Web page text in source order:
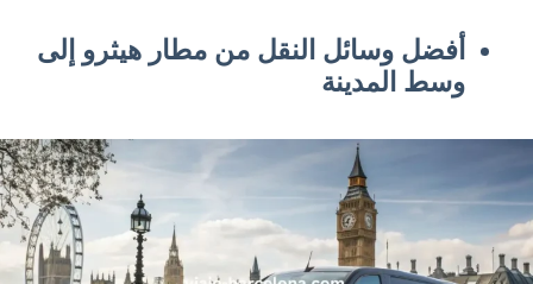
أفضل وسائل النقل من مطار هيثرو إلى
وسط المدينة